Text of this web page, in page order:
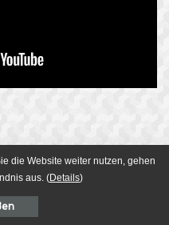
Teilchen trotz
bilden. Da es sich um
entfällt auch die
die Website weiter nutzen, gehen
aus. (Details)